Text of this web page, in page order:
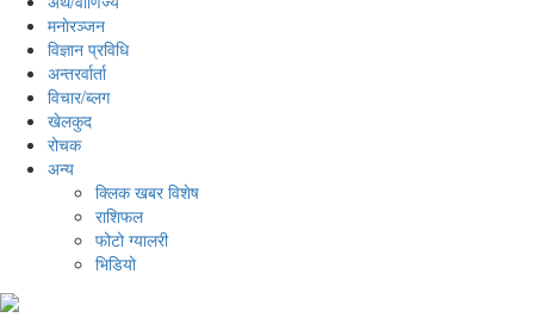
मनाेरञ्जन
विज्ञान प्रविधि
अन्तरर्वार्ता
विचार/ब्लग
खेलकुद
रोचक
अन्य
क्लिक खबर विशेष
राशिफल
फोटो ग्यालरी
भिडियो